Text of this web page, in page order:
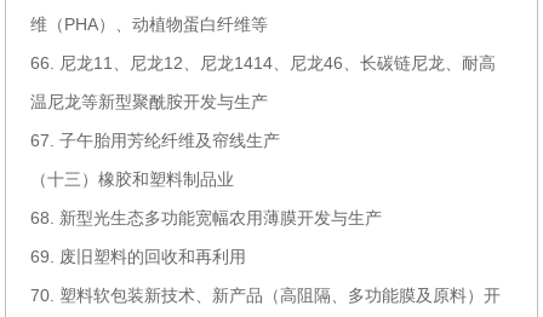
维（PHA）、动植物蛋白纤维等
66. 尼龙11、尼龙12、尼龙1414、尼龙46、长碳链尼龙、耐高
温尼龙等新型聚酰胺开发与生产
67. 子午胎用芳纶纤维及帘线生产
（十三）橡胶和塑料制品业
68. 新型光生态多功能宽幅农用薄膜开发与生产
69. 废旧塑料的回收和再利用
70. 塑料软包装新技术、新产品（高阻隔、多功能膜及原料）开